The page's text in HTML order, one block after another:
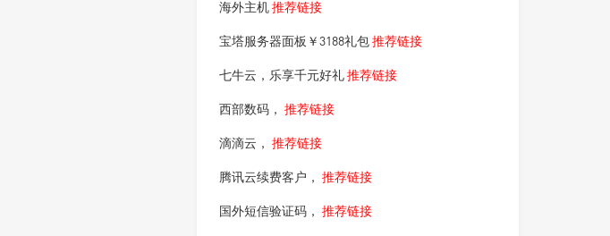
海外主机推荐链接
宝塔服务器面板￥3188礼包推荐链接
七牛云，乐享千元好礼推荐链接
西部数码，推荐链接
滴滴云，推荐链接
腾讯云续费客户，推荐链接
国外短信验证码，推荐链接